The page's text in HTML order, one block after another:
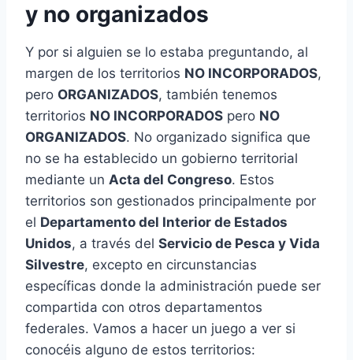
y no organizados
Y por si alguien se lo estaba preguntando, al
margen de los territorios NO INCORPORADOS,
pero ORGANIZADOS, también tenemos
territorios NO INCORPORADOS pero NO
ORGANIZADOS. No organizado significa que
no se ha establecido un gobierno territorial
mediante un Acta del Congreso. Estos
territorios son gestionados principalmente por
el Departamento del Interior de Estados
Unidos, a través del Servicio de Pesca y Vida
Silvestre, excepto en circunstancias
específicas donde la administración puede ser
compartida con otros departamentos
federales. Vamos a hacer un juego a ver si
conocéis alguno de estos territorios: